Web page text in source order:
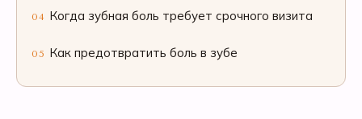
04 Когда зубная боль требует срочного визита
05 Как предотвратить боль в зубе